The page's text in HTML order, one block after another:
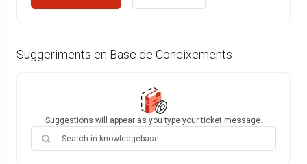
Suggeriments en Base de Coneixements
Suggestions will appear as you type your ticket message.